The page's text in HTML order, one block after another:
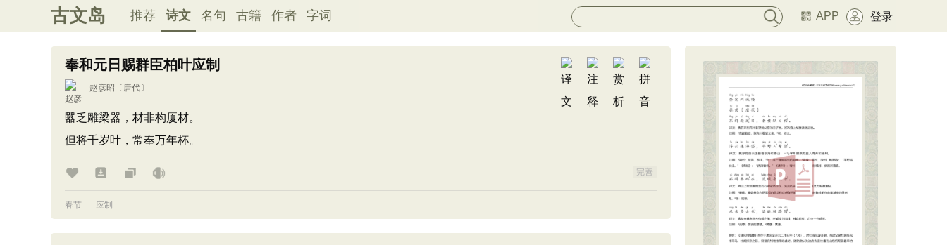
古文岛 推荐 诗文 名句 古籍 作者 字词 APP 登录
奉和元日赐群臣柏叶应制
赵彦昭 〔唐代〕
器乏雕梁器，材非构厦材。
但将千岁叶，常奉万年杯。
完善
春节 应制